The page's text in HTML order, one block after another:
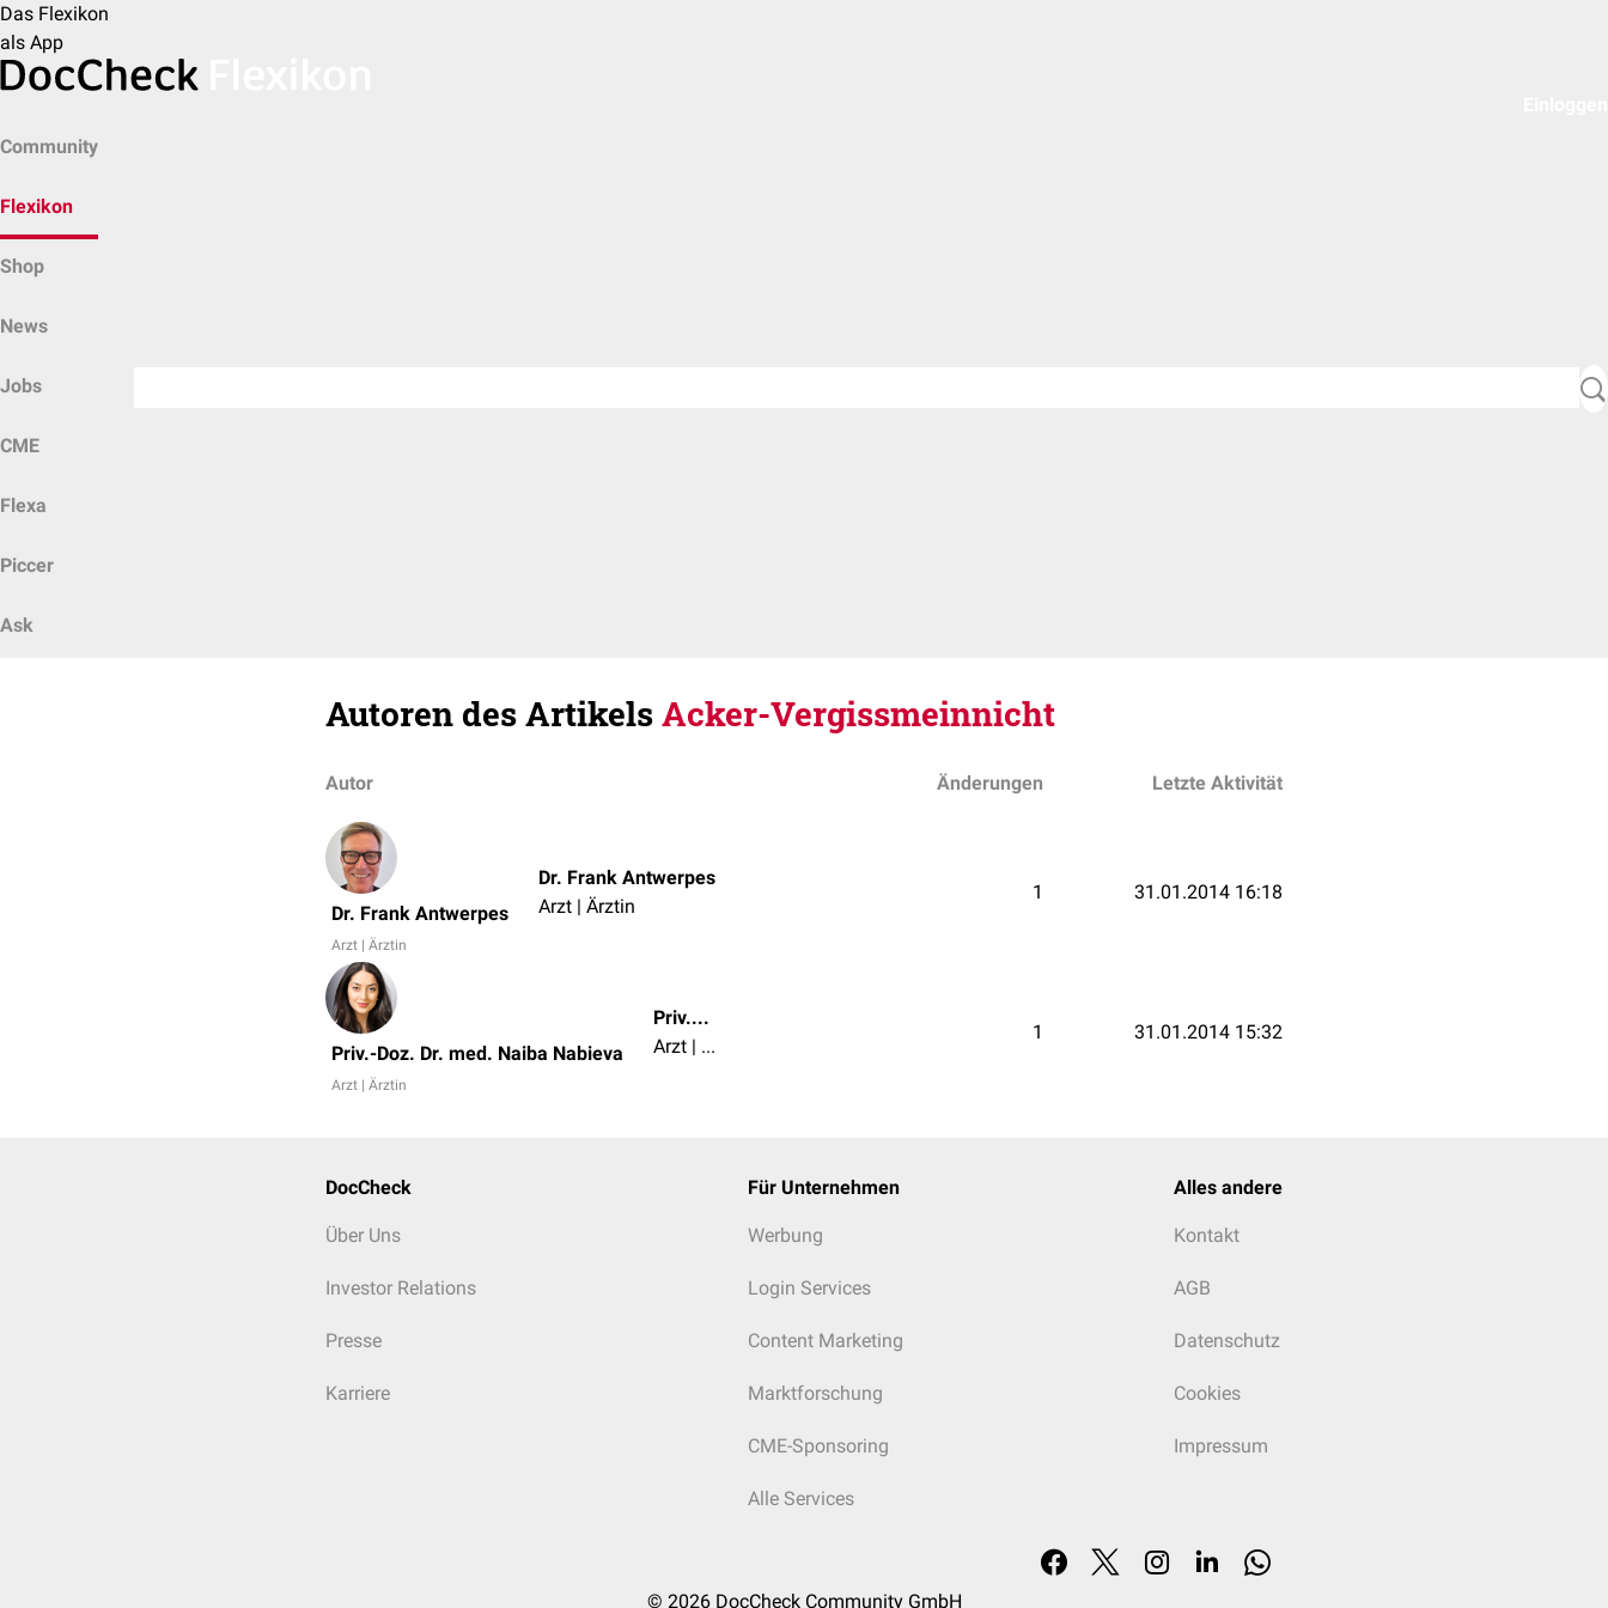
Das Flexikon
als App
Community
Flexikon
Shop
News
Jobs
CME
Flexa
Piccer
Ask
Autoren des ArtikelsAcker-Vergissmeinnicht
Autor Änderungen Letzte Aktivität
Dr. Frank Antwerpes
Arzt | Ärztin
Dr. Frank Antwerpes
Arzt | Ärztin
1 31.01.2014 16:18
Priv.-Doz. Dr. med. Naiba Nabieva
Arzt | Ärztin
Priv.-Doz. Dr. med. Naiba Nabieva
Arzt | Ärztin
1 31.01.2014 15:32
DocCheck
Über Uns
Investor Relations
Presse
Karriere
Für Unternehmen
Werbung
Login Services
Content Marketing
Marktforschung
CME-Sponsoring
Alle Services
Alles andere
Kontakt
AGB
Datenschutz
Cookies
Impressum
© 2026 DocCheck Community GmbH